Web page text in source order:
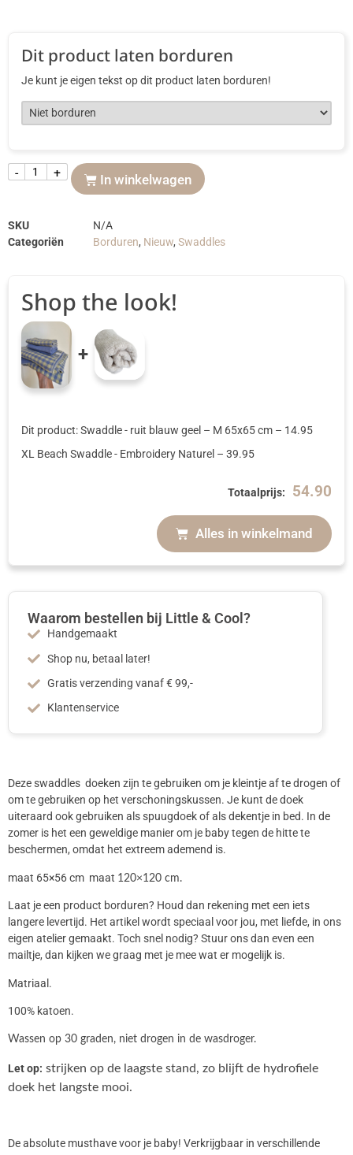
Dit product laten borduren
Je kunt je eigen tekst op dit product laten borduren!
- + In winkelwagen
SKU
N/A
Categoriën
Borduren, Nieuw, Swaddles
Shop the look!
+
Totaalprijs: 54.90
Alles in winkelmand
Dit product: Swaddle - ruit blauw geel – M 65x65 cm – 14.95
XL Beach Swaddle - Embroidery Naturel – 39.95
Waarom bestellen bij Little & Cool?
Handgemaakt
Shop nu, betaal later!
Gratis verzending vanaf € 99,-
Klantenservice
Deze swaddles doeken zijn te gebruiken om je kleintje af te drogen of
om te gebruiken op het verschoningskussen. Je kunt de doek
uiteraard ook gebruiken als spuugdoek of als dekentje in bed. In de
zomer is het een geweldige manier om je baby tegen de hitte te
beschermen, omdat het extreem ademend is.
maat 65×56 cm maat 120×120 cm.
Laat je een product borduren? Houd dan rekening met een iets
langere levertijd. Het artikel wordt speciaal voor jou, met liefde, in ons
eigen atelier gemaakt. Toch snel nodig? Stuur ons dan even een
mailtje, dan kijken we graag met je mee wat er mogelijk is.
Matriaal.
100% katoen.
Wassen op 30 graden, niet drogen in de wasdroger.
Let op: strijken op de laagste stand, zo blijft de hydrofiele
doek het langste mooi.
De absolute musthave voor je baby! Verkrijgbaar in verschillende